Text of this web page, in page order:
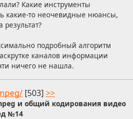
Какие инструменты
какие-то неочевидные нюансы,
подробный алгоритм
каналов информации
ничего не нашла.
[503] >>
и общий кодирования видео
№14